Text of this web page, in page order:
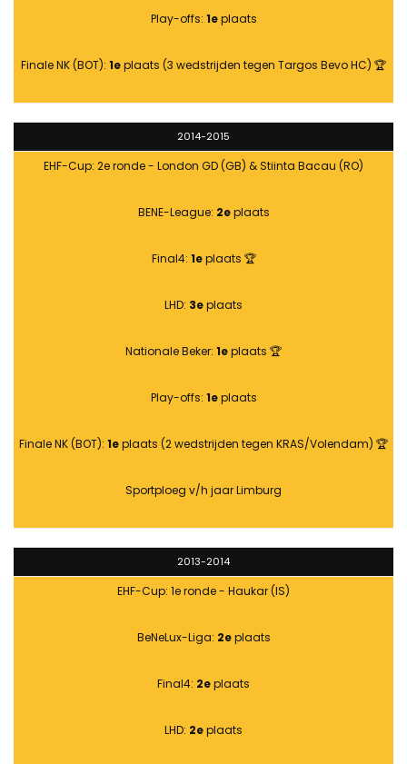
Play-offs: 1eplaats
Finale NK (BOT): 1eplaats (3 wedstrijden tegen Targos Bevo HC) 🏆
2014-2015
EHF-Cup: 2e ronde - London GD (GB) & Stiinta Bacau (RO)
BENE-League: 2eplaats
Final4: 1eplaats 🏆
LHD: 3eplaats
Nationale Beker: 1eplaats 🏆
Play-offs: 1eplaats
Finale NK (BOT): 1eplaats (2 wedstrijden tegen KRAS/Volendam) 🏆
Sportploeg v/h jaar Limburg
2013-2014
EHF-Cup: 1e ronde - Haukar (IS)
BeNeLux-Liga: 2eplaats
Final4: 2eplaats
LHD: 2eplaats